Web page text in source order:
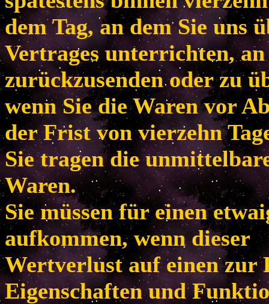
dem Tag, an dem Sie uns
Vertrages unterrichten, an
zurückzusenden oder zu
wenn Sie die Waren vor
der Frist von vierzehn
Sie tragen die
Waren.
Sie müssen für einen
aufkommen, wenn dieser
Wertverlust auf einen zur
Eigenschaften und